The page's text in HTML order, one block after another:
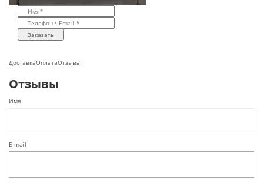
Заказать
ДоставкаОплатаОтзывы
Отзывы
Имя
E-mail